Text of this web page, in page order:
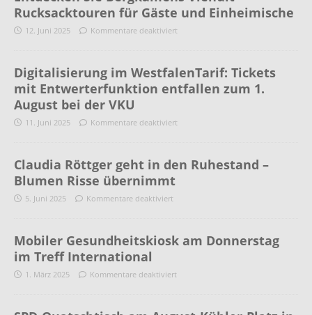
Rucksacktouren für Gäste und Einheimische
12. Juni 2025 Kommentare deaktiviert
Digitalisierung im WestfalenTarif: Tickets
mit Entwerterfunktion entfallen zum 1.
August bei der VKU
11. Juni 2025 Kommentare deaktiviert
Claudia Röttger geht in den Ruhestand –
Blumen Risse übernimmt
5. Juni 2025 Kommentare deaktiviert
Mobiler Gesundheitskiosk am Donnerstag
im Treff International
1. März 2025 Kommentare deaktiviert